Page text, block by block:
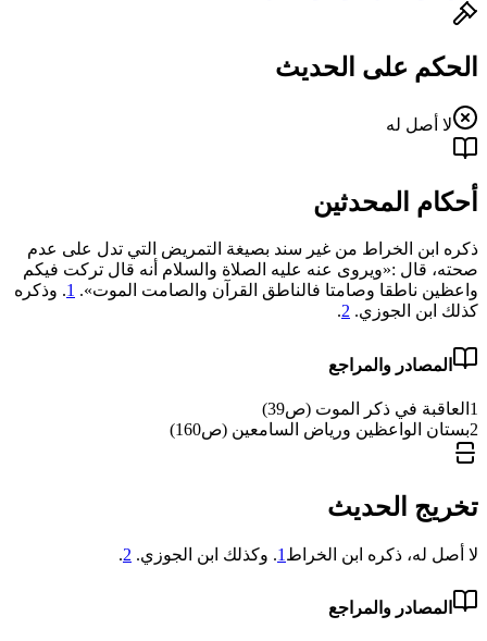
الحكم على الحديث
لا أصل له
أحكام المحدثين
ذكره ابن الخراط من غير سند بصيغة التمريض التي تدل على عدم
صحته، قال :«ويروى عنه عليه الصلاة والسلام أنه قال ‌تركت ‌فيكم
‌واعظين ناطقا وصامتا فالناطق القرآن والصامت الموت». 1. وذكره
كذلك ابن الجوزي. 2
.
المصادر والمراجع
1 العاقبة في ذكر الموت (ص39)
2بستان الواعظين ورياض السامعين (ص160)
تخريج الحديث
لا أصل له، ذكره ابن الخراط 1. وكذلك ابن الجوزي. 2
.
المصادر والمراجع